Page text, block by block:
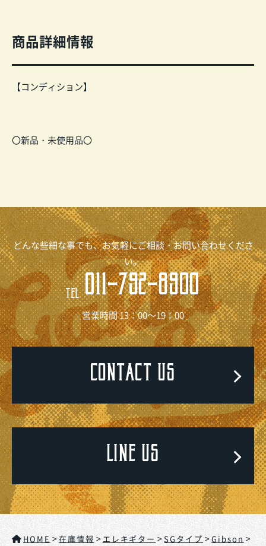
商品詳細情報
【コンディション】
〇新品・未使用品〇
どんな些細な事でも、お気軽にご相談・お問い合わせくださ
い。
TEL 011-792-8900
営業時間 13：00～19：00
CONTACT US
LINE US
HOME >在庫情報 > エレキギター > SGタイプ >Gibson >